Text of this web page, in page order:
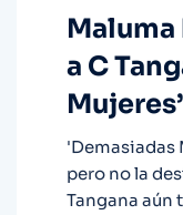
a C
'Demasiadas
pero no la
Tangana aún